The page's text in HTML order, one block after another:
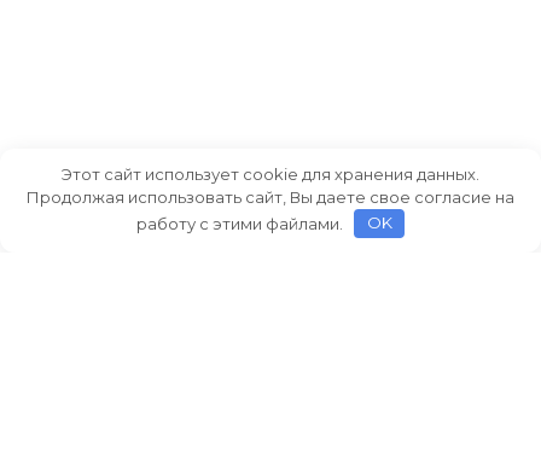
Этот сайт использует cookie для хранения данных.
Продолжая использовать сайт, Вы даете свое согласие на
работу с этими файлами.
OK